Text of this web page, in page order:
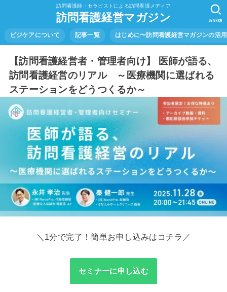
訪問看護師・セラピストによる訪問看護メディア
訪問看護経営マガジン
ビジケアについて 記事一覧 はじめに〜訪問看護経営マガジンの活
SEARCH
【訪問看護経営者・管理者向け】 医師が語る、
訪問看護経営のリアル ～医療機関に選ばれる
ステーションをどうつくるか～
＼1分で完了！簡単お申し込みはコチラ／
セミナーに申し込む